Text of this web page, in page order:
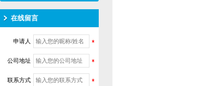
在线留言
申请人
公司地址
联系方式